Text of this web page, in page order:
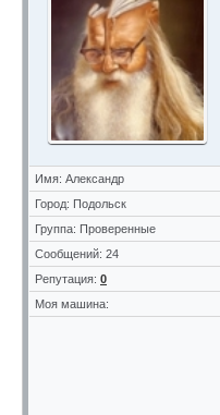
Имя: Александр
Город: Подольск
Группа: Проверенные
Сообщений: 24
Репутация: 0
Моя машина: